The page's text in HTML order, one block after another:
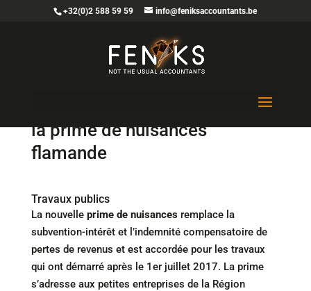
+32(0)2 588 59 59 info@feniksaccountants.be
Plus de temps pour demander
la prime de nuisances
flamande
Travaux publics
La nouvelle prime de nuisancesremplace la
subvention-intérêt et l’indemnité compensatoire de
pertes de revenus et est accordée pour les travaux
qui ont démarré après le 1er juillet 2017. La prime
s’adresse aux petites entreprises de la Région